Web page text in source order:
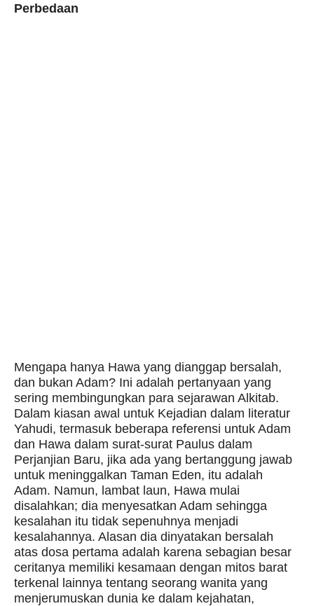
Perbedaan
Mengapa hanya Hawa yang dianggap bersalah,
dan bukan Adam? Ini adalah pertanyaan yang
sering membingungkan para sejarawan Alkitab.
Dalam kiasan awal untuk Kejadian dalam literatur
Yahudi, termasuk beberapa referensi untuk Adam
dan Hawa dalam surat-surat Paulus dalam
Perjanjian Baru, jika ada yang bertanggung jawab
untuk meninggalkan Taman Eden, itu adalah
Adam. Namun, lambat laun, Hawa mulai
disalahkan; dia menyesatkan Adam sehingga
kesalahan itu tidak sepenuhnya menjadi
kesalahannya. Alasan dia dinyatakan bersalah
atas dosa pertama adalah karena sebagian besar
ceritanya memiliki kesamaan dengan mitos barat
terkenal lainnya tentang seorang wanita yang
menjerumuskan dunia ke dalam kejahatan,